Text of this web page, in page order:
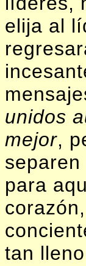
elija al
unidos
mejor,
para
tan